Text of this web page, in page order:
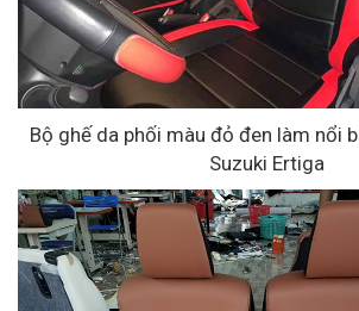
Bộ ghế da phối màu đỏ đen làm nổi
Suzuki Ertiga